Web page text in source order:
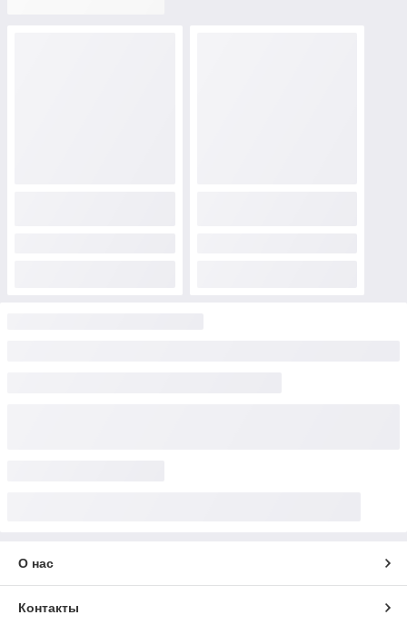
О нас
Контакты